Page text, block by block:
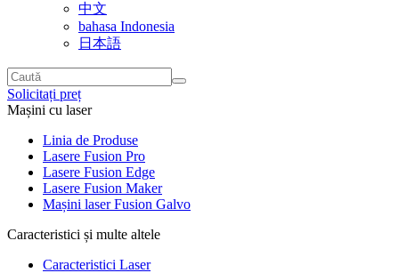
中文
bahasa Indonesia
日本語
Solicitați preț
Mașini cu laser
Linia de Produse
Lasere Fusion Pro
Lasere Fusion Edge
Lasere Fusion Maker
Mașini laser Fusion Galvo
Caracteristici și multe altele
Caracteristici Laser